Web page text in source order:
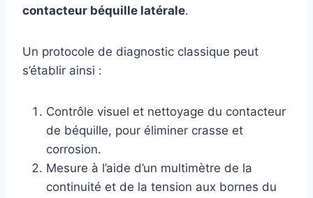
contacteur béquille latérale.
Un protocole de diagnostic classique peut
s’établir ainsi :
Contrôle visuel et nettoyage du contacteur
de béquille, pour éliminer crasse et
corrosion.
Mesure à l’aide d’un multimètre de la
continuité et de la tension aux bornes du